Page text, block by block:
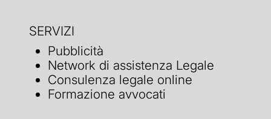
SERVIZI
Pubblicità
Network di assistenza Legale
Consulenza legale online
Formazione avvocati